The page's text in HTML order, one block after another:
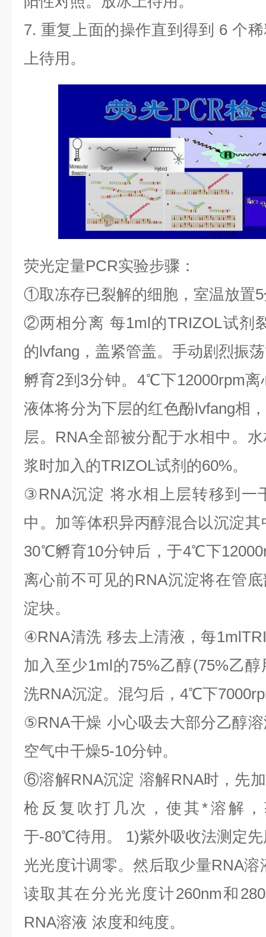
7. 重复上面的操作直到得到 6 个
上待用。
荧光定量PCR实验步骤：
①取冻存已裂解的细胞，室温放置5
②两相分离 每1ml的TRIZOL试剂
的lvfang ，盖紧管盖。手动剧烈振
孵育2到 3分钟。 4℃下12000rpm离
液体将分为下层的红色酚lvfang相
层。 RNA全部被分配于水相中。
浆时加入的TRIZOL试剂的60%。
③RNA沉淀 将水相上层转移到一
中。加等体积异丙醇混合以沉淀其
30℃孵育10分钟后，于4℃下
离心前不可见的RNA沉淀将在管
淀块。
④RNA清洗 移去上清液，每
加入至少1ml的75%乙醇(75%乙醇
洗RNA沉淀。混匀后， 4℃下
⑤RNA干燥 小心吸去大部分乙醇
空气中干燥5-10分钟。
⑥溶解RNA沉淀 溶解RNA时，先
枪反复吹打几次，使其*溶解
于-80℃待用。 1)紫外吸收法测定
光光度计调零。然后取少量RNA溶
读取其在分光光度计260nm和
RNA溶液 浓度和纯度。